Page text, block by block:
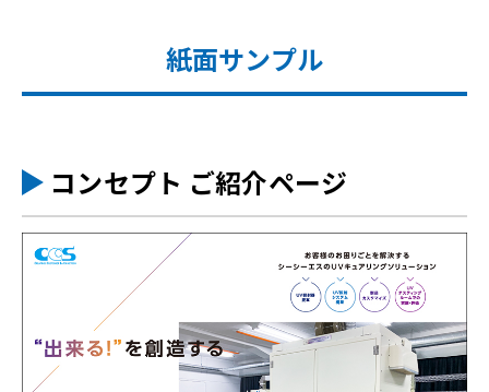
紙面サンプル
コンセプト ご紹介ページ